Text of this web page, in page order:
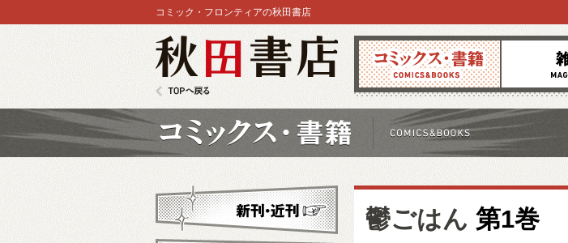
コミックス 雑誌
コミック・フロンティアの秋田書店
鬱ごはん 第1巻